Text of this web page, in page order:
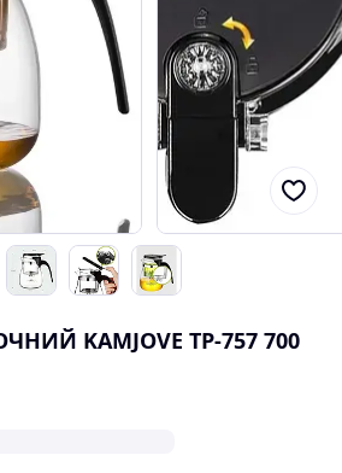
KAMJOVE TP-757 700